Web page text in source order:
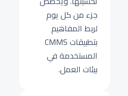
جزء من كل يوم
لربط المفاهيم
بتطبيقات CMMS
المستخدمة في
بيئات العمل.